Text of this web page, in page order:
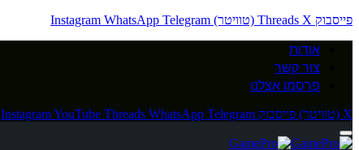
פייסבוק
Threads X (טוויטר) Instagram WhatsApp Telegram
אודות
צור קשר
פרסמו אצלנו
X (טוויטר) פייסבוק InstagramYouTube Threads WhatsApp Telegram